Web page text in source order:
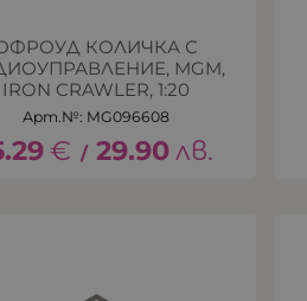
КОЛИЧКА С
MGM,
IRON CRAWLER, 1:20
Арт.№: MG096608
€ / 29.90лв.